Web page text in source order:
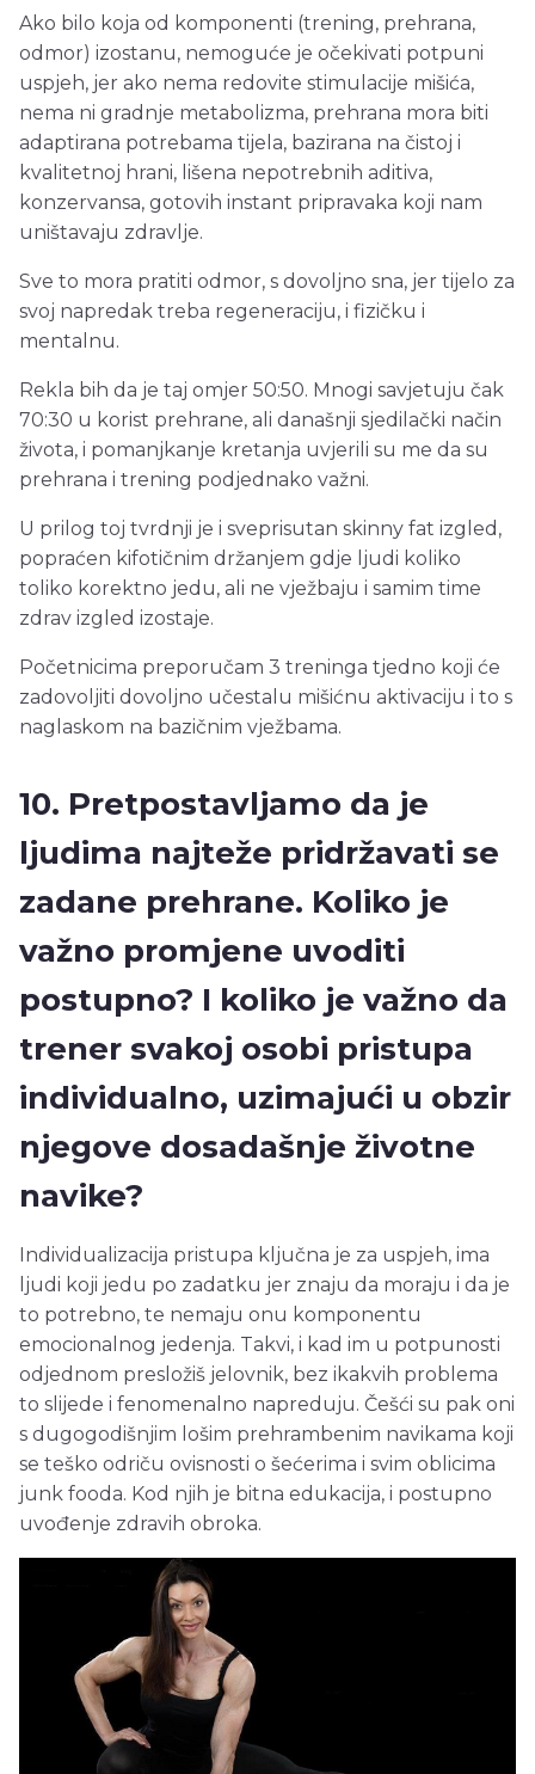
Ako bilo koja od komponenti (trening, prehrana,
odmor) izostanu, nemoguće je očekivati potpuni
uspjeh, jer ako nema redovite stimulacije mišića,
nema ni gradnje metabolizma, prehrana mora biti
adaptirana potrebama tijela, bazirana na čistoj i
kvalitetnoj hrani, lišena nepotrebnih aditiva,
konzervansa, gotovih instant pripravaka koji nam
uništavaju zdravlje.
Sve to mora pratiti odmor, s dovoljno sna, jer tijelo za
svoj napredak treba regeneraciju, i fizičku i
mentalnu.
Rekla bih da je taj omjer 50:50. Mnogi savjetuju čak
70:30 u korist prehrane, ali današnji sjedilački način
života, i pomanjkanje kretanja uvjerili su me da su
prehrana i trening podjednako važni.
U prilog toj tvrdnji je i sveprisutan skinny fat izgled,
popraćen kifotičnim držanjem gdje ljudi koliko
toliko korektno jedu, ali ne vježbaju i samim time
zdrav izgled izostaje.
Početnicima preporučam 3 treninga tjedno koji će
zadovoljiti dovoljno učestalu mišićnu aktivaciju i to s
naglaskom na bazičnim vježbama.
10. Pretpostavljamo da je
ljudima najteže pridržavati se
zadane prehrane. Koliko je
važno promjene uvoditi
postupno? I koliko je važno da
trener svakoj osobi pristupa
individualno, uzimajući u obzir
njegove dosadašnje životne
navike?
Individualizacija pristupa ključna je za uspjeh, ima
ljudi koji jedu po zadatku jer znaju da moraju i da je
to potrebno, te nemaju onu komponentu
emocionalnog jedenja. Takvi, i kad im u potpunosti
odjednom presložiš jelovnik, bez ikakvih problema
to slijede i fenomenalno napreduju. Češći su pak oni
s dugogodišnjim lošim prehrambenim navikama koji
se teško odriču ovisnosti o šećerima i svim oblicima
junk fooda. Kod njih je bitna edukacija, i postupno
uvođenje zdravih obroka.